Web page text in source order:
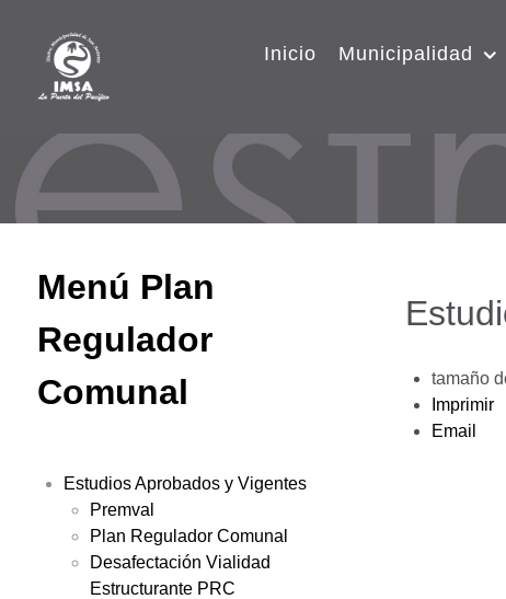
Inicio Municipalidad
Menú Plan
Regulador
Comunal
Estudios Aprobados y Vigentes
Premval
Plan Regulador Comunal
Desafectación Vialidad
Estructurante PRC
tamaño
Imprimir
Email